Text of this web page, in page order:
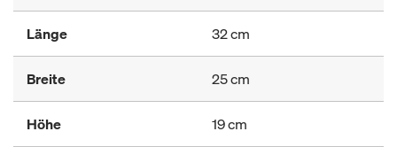
Länge 32 cm
Breite 25 cm
Höhe 19 cm